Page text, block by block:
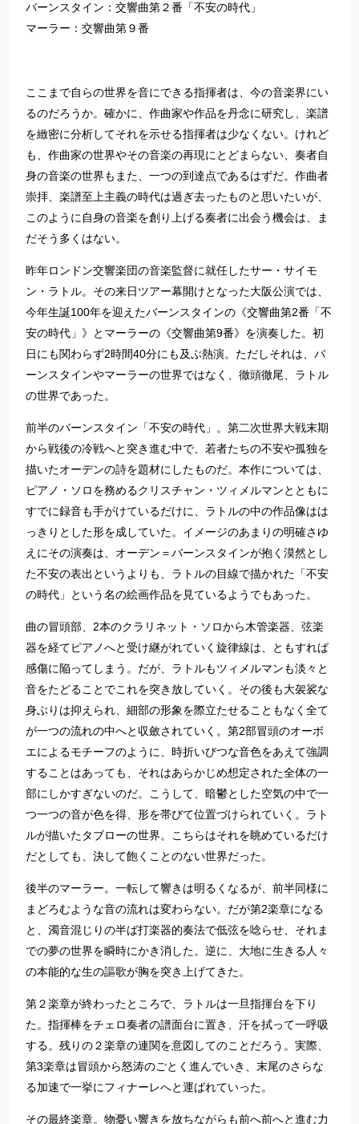
バーンスタイン：交響曲第２番「不安の時代」
マーラー：交響曲第９番
ここまで自らの世界を音にできる指揮者は、今の音楽界にい
るのだろうか。確かに、作曲家や作品を丹念に研究し、楽譜
を緻密に分析してそれを示せる指揮者は少なくない。けれど
も、作曲家の世界やその音楽の再現にとどまらない、奏者自
身の音楽の世界もまた、一つの到達点であるはずだ。作曲者
崇拝、楽譜至上主義の時代は過ぎ去ったものと思いたいが、
このように自身の音楽を創り上げる奏者に出会う機会は、ま
だそう多くはない。
昨年ロンドン交響楽団の音楽監督に就任したサー・サイモ
ン・ラトル。その来日ツアー幕開けとなった大阪公演では、
今年生誕100年を迎えたバーンスタインの《交響曲第2番「不
安の時代」》とマーラーの《交響曲第9番》を演奏した。初
日にも関わらず2時間40分にも及ぶ熱演。ただしそれは、バ
ーンスタインやマーラーの世界ではなく、徹頭徹尾、ラトル
の世界であった。
前半のバーンスタイン「不安の時代」。第二次世界大戦末期
から戦後の冷戦へと突き進む中で、若者たちの不安や孤独を
描いたオーデンの詩を題材にしたものだ。本作については、
ピアノ・ソロを務めるクリスチャン・ツィメルマンとともに
すでに録音も手がけているだけに、ラトルの中の作品像はは
っきりとした形を成していた。イメージのあまりの明確さゆ
えにその演奏は、オーデン＝バーンスタインが抱く漠然とし
た不安の表出というよりも、ラトルの目線で描かれた「不安
の時代」という名の絵画作品を見ているようでもあった。
曲の冒頭部、2本のクラリネット・ソロから木管楽器、弦楽
器を経てピアノへと受け継がれていく旋律線は、ともすれば
感傷に陥ってしまう。だが、ラトルもツィメルマンも淡々と
音をたどることでこれを突き放していく。その後も大袈裟な
身ぶりは抑えられ、細部の形象を際立たせることもなく全て
が一つの流れの中へと収斂されていく。第2部冒頭のオーボ
エによるモチーフのように、時折いびつな音色をあえて強調
することはあっても、それはあらかじめ想定された全体の一
部にしかすぎないのだ。こうして、暗鬱とした空気の中で一
つ一つの音が色を得、形を帯びて位置づけられていく。ラト
ルが描いたタブローの世界。こちらはそれを眺めているだけ
だとしても、決して飽くことのない世界だった。
後半のマーラー。一転して響きは明るくなるが、前半同様に
まどろむような音の流れは変わらない。だが第2楽章になる
と、濁音混じりの半ば打楽器的奏法で低弦を唸らせ、それま
での夢の世界を瞬時にかき消した。逆に、大地に生きる人々
の本能的な生の謳歌が胸を突き上げてきた。
第２楽章が終わったところで、ラトルは一旦指揮台を下り
た。指揮棒をチェロ奏者の譜面台に置き、汗を拭って一呼吸
する。残りの２楽章の連関を意図してのことだろう。実際、
第3楽章は冒頭から怒涛のごとく進んでいき、末尾のさらな
る加速で一挙にフィナーレへと運ばれていった。
その最終楽章。物憂い響きを放ちながらも前へ前へと進む力